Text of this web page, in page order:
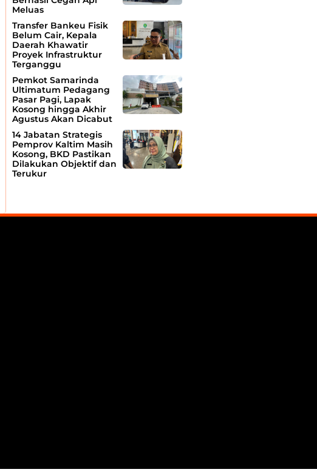
Meluas
Transfer Bankeu Fisik
Belum Cair, Kepala
Daerah Khawatir
Proyek Infrastruktur
Terganggu
Pemkot Samarinda
Ultimatum Pedagang
Pasar Pagi, Lapak
Kosong hingga Akhir
Agustus Akan Dicabut
14 Jabatan Strategis
Pemprov Kaltim Masih
Kosong, BKD Pastikan
Dilakukan Objektif dan
Terukur